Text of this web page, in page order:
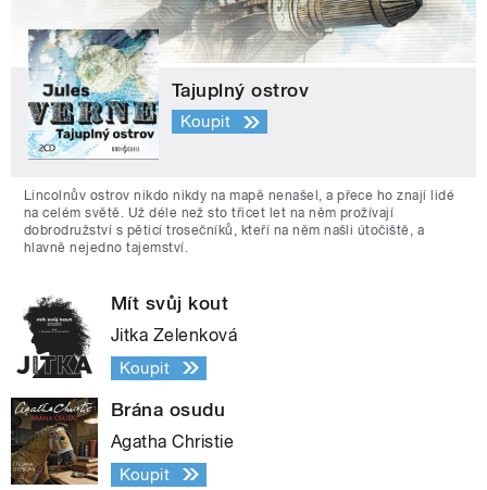
Tajuplný ostrov
Koupit
Lincolnův ostrov nikdo nikdy na mapě nenašel, a přece ho znají lidé
na celém světě. Už déle než sto třicet let na něm prožívají
dobrodružství s pěticí trosečníků, kteří na něm našli útočiště, a
hlavně nejedno tajemství.
Mít svůj kout
Jitka Zelenková
Koupit
Brána osudu
Agatha Christie
Koupit